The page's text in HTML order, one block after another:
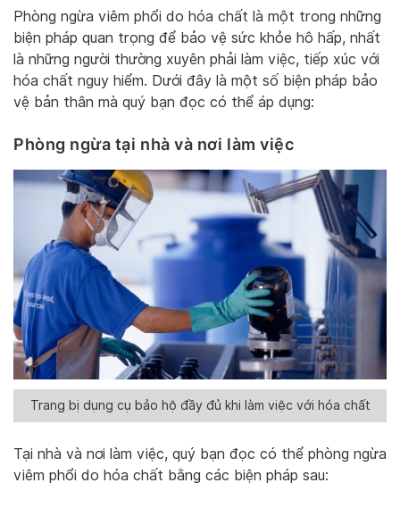
Phòng ngừa viêm phổi do hóa chất là một trong những
biện pháp quan trọng để bảo vệ sức khỏe hô hấp, nhất
là những người thường xuyên phải làm việc, tiếp xúc với
hóa chất nguy hiểm. Dưới đây là một số biện pháp bảo
vệ bản thân mà quý bạn đọc có thể áp dụng:
Phòng ngừa tại nhà và nơi làm việc
Trang bị dụng cụ bảo hộ đầy đủ khi làm việc với hóa chất
Tại nhà và nơi làm việc, quý bạn đọc có thể phòng ngừa
viêm phổi do hóa chất bằng các biện pháp sau: